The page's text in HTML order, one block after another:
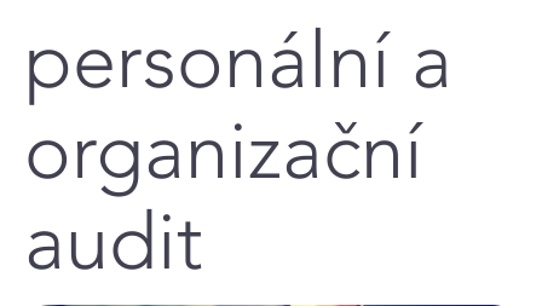
personální a
organizační
audit